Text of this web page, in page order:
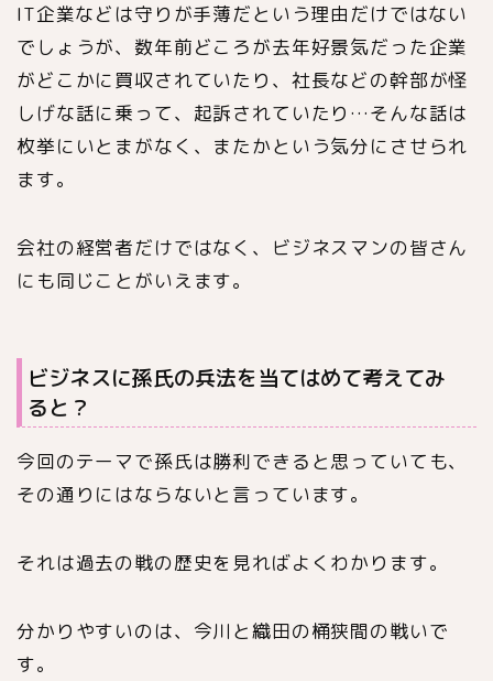
IT企業などは守りが手薄だという理由だけではない
でしょうが、数年前どころが去年好景気だった企業
がどこかに買収されていたり、社長などの幹部が怪
しげな話に乗って、起訴されていたり…そんな話は
枚挙にいとまがなく、またかという気分にさせられ
ます。
会社の経営者だけではなく、ビジネスマンの皆さん
にも同じことがいえます。
ビジネスに孫氏の兵法を当てはめて考えてみ
ると？
今回のテーマで孫氏は勝利できると思っていても、
その通りにはならないと言っています。
それは過去の戦の歴史を見ればよくわかります。
分かりやすいのは、今川と織田の桶狭間の戦いで
す。